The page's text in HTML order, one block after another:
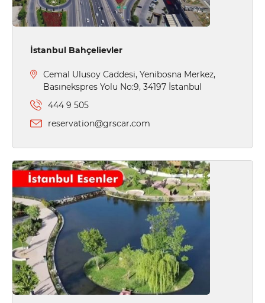
İstanbul Bahçelievler
Cemal Ulusoy Caddesi, Yenibosna Merkez,
Basınekspres Yolu No:9, 34197 İstanbul
444 9 505
reservation@grscar.com